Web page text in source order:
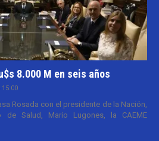
8.000 M en seis años
Rosada con el presidente de la Nación,
Salud, Mario Lugones, la CAEME